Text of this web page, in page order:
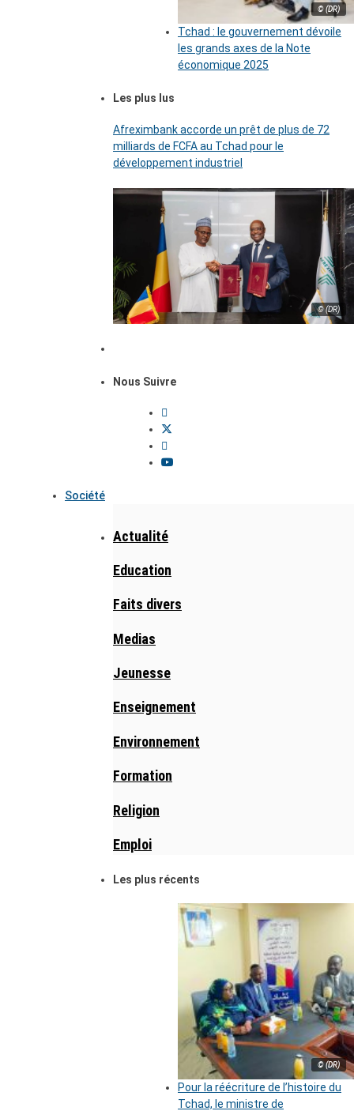
© (DR)
Tchad : le gouvernement dévoile
les grands axes de la Note
économique 2025
Les plus lus
Afreximbank accorde un prêt de plus de 72
milliards de FCFA au Tchad pour le
développement industriel
© (DR)
Nous Suivre
Société
Actualité
Education
Faits divers
Medias
Jeunesse
Enseignement
Environnement
Formation
Religion
Emploi
Les plus récents
© (DR)
Pour la réécriture de l’histoire du
Tchad, le ministre de